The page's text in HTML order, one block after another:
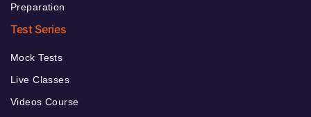
Preparation
Test Series
Mock Tests
Live Classes
Videos Course